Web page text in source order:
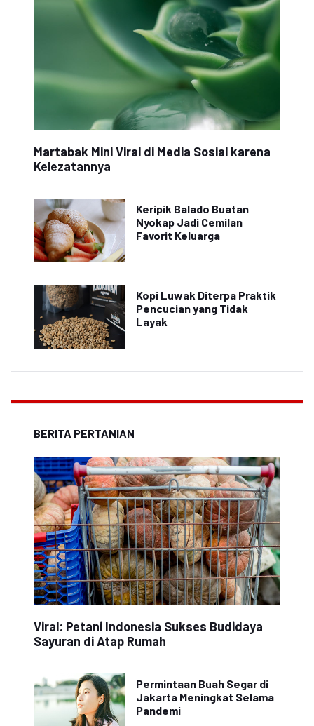
Martabak Mini Viral di Media Sosial karena
Kelezatannya
Keripik Balado Buatan
Nyokap Jadi Cemilan
Favorit Keluarga
Kopi Luwak Diterpa Praktik
Pencucian yang Tidak
Layak
BERITA PERTANIAN
Viral: Petani Indonesia Sukses Budidaya
Sayuran di Atap Rumah
Permintaan Buah Segar di
Jakarta Meningkat Selama
Pandemi